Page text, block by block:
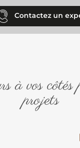
Contactez un
à vos côtés
projets